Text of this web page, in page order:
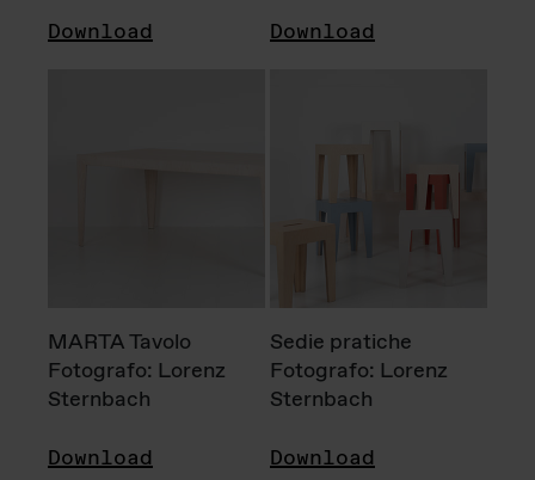
Download Download
MARTA Tavolo
Fotografo: Lorenz
Sternbach
Download
Sedie pratiche
Fotografo: Lorenz
Sternbach
Download